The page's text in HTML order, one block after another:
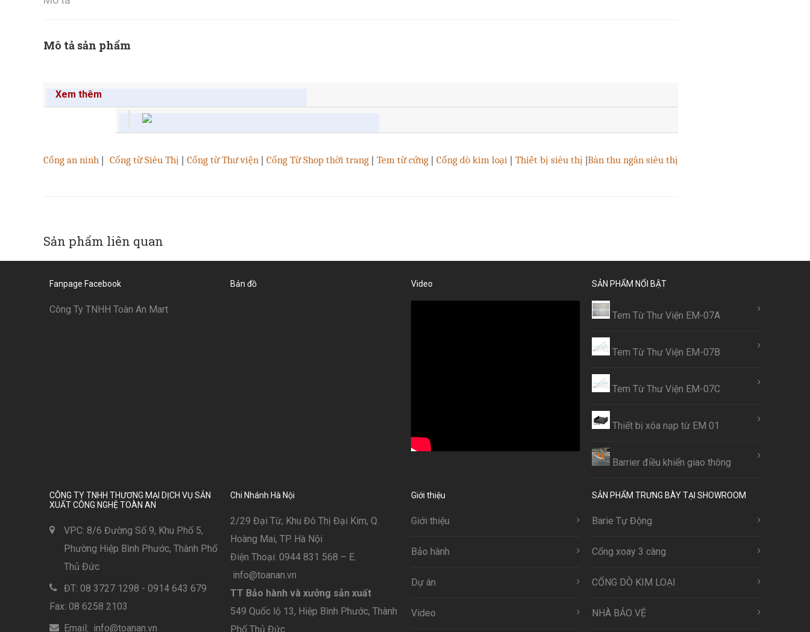
Mô tả sản phẩm
Xem thêm
Cổng an ninh | Cổng từ Siêu Thị | Cổng từ Thư viện | Cổng Từ Shop thời trang | Tem từ cứng | Cổng dò kim loại | Thiết bị siêu thị |Bàn thu ngân siêu thị
Sản phẩm liên quan
Fanpage Facebook
Công Ty TNHH Toàn An Mart
Bản đồ Video SẢN PHẨM NỔI BẬT
Tem Từ Thư Viện EM-07A
Tem Từ Thư Viện EM-07B
Tem Từ Thư Viện EM-07C
Thiết bị xóa nạp từ EM 01
Barrier điều khiển giao thông
CÔNG TY TNHH THƯƠNG MẠI DỊCH VỤ SẢN
XUẤT CÔNG NGHỆ TOÀN AN
VPC: 8/6 Đường Số 9, Khu Phố 5,
Phường Hiệp Bình Phước, Thành Phố
Thủ Đức
ĐT: 08 3727 1298 - 0914 643 679
Fax: 08 6258 2103
Email: info@toanan.vn
Chi Nhánh Hà Nội
2/29 Đại Từ, Khu Đô Thị Đại Kim, Q.
Hoàng Mai, TP. Hà Nội
Điện Thoại: 0944 831 568 – E.
info@toanan.vn
TT Bảo hành và xưởng sản xuất
549 Quốc lộ 13, Hiệp Bình Phước, Thành
Phố Thủ Đức
Giới thiệu
Giới thiệu
Bảo hành
Dự án
Video
SẢN PHẨM TRƯNG BÀY TẠI SHOWROOM
Barie Tự Động
Cổng xoay 3 càng
CỔNG DÒ KIM LOẠI
NHÀ BẢO VỆ